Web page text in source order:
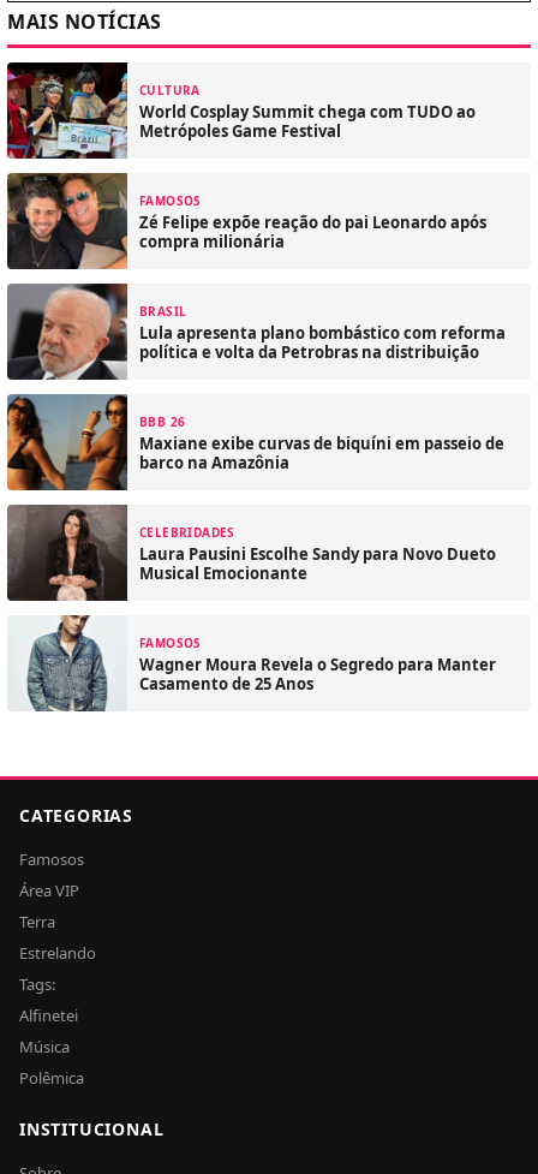
MAIS NOTÍCIAS
CULTURA
World Cosplay Summit chega com TUDO ao
Metrópoles Game Festival
FAMOSOS
Zé Felipe expõe reação do pai Leonardo após
compra milionária
BRASIL
Lula apresenta plano bombástico com reforma
política e volta da Petrobras na distribuição
BBB 26
Maxiane exibe curvas de biquíni em passeio de
barco na Amazônia
CELEBRIDADES
Laura Pausini Escolhe Sandy para Novo Dueto
Musical Emocionante
FAMOSOS
Wagner Moura Revela o Segredo para Manter
Casamento de 25 Anos
CATEGORIAS
Famosos
Área VIP
Terra
Estrelando
Tags:
Alfinetei
Música
Polêmica
INSTITUCIONAL